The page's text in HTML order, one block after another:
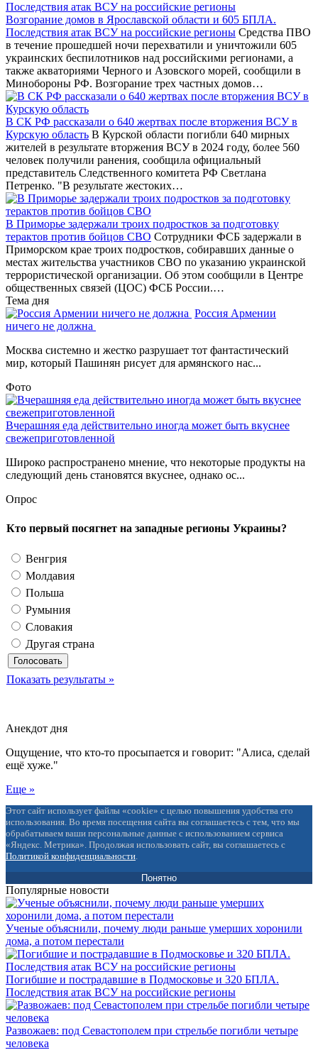
Возгорание домов в Ярославской области и 605 БПЛА.
Последствия атак ВСУ на российские регионы Средства ПВО
в течение прошедшей ночи перехватили и уничтожили 605
украинских беспилотников над российскими регионами, а
также акваториями Черного и Азовского морей, сообщили в
Минобороны РФ. Возгорание трех частных домов…
В СК РФ рассказали о 640 жертвах после вторжения ВСУ в
Курскую область В Курской области погибли 640 мирных
жителей в результате вторжения ВСУ в 2024 году, более 560
человек получили ранения, сообщила официальный
представитель Следственного комитета РФ Светлана
Петренко. "В результате жестоких…
В Приморье задержали троих подростков за подготовку
терактов против бойцов СВО Сотрудники ФСБ задержали в
Приморском крае троих подростков, собиравших данные о
местах жительства участников СВО по указанию украинской
террористической организации. Об этом сообщили в Центре
общественных связей (ЦОС) ФСБ России.…
Тема дня
Россия Армении
ничего не должна
Москва системно и жестко разрушает тот фантастический
мир, который Пашинян рисует для армянского нас...
Фото
Вчерашняя еда действительно иногда может быть вкуснее
свежеприготовленной
Широко распространено мнение, что некоторые продукты на
следующий день становятся вкуснее, однако ос...
Опрос
Кто первый посягнет на западные регионы Украины?
Венгрия
Молдавия
Польша
Румыния
Словакия
Другая страна
Показать результаты »
Анекдот дня
Ощущение, что кто-то просыпается и говорит: "Алиса, сделай
ещё хуже."
Еще »
Этот сайт использует файлы «cookie» с целью повышения удобства его
использования. Во время посещения сайта вы соглашаетесь с тем, что мы
обрабатываем ваши персональные данные с использованием сервиса
«Яндекс. Метрика». Продолжая использовать сайт, вы соглашаетесь с
Политикой конфиденциальности
Понятно
Популярные новости
Ученые объяснили, почему люди раньше умерших хоронили
дома, а потом перестали
Погибшие и пострадавшие в Подмосковье и 320 БПЛА.
Последствия атак ВСУ на российские регионы
Развожаев: под Севастополем при стрельбе погибли четыре
человека